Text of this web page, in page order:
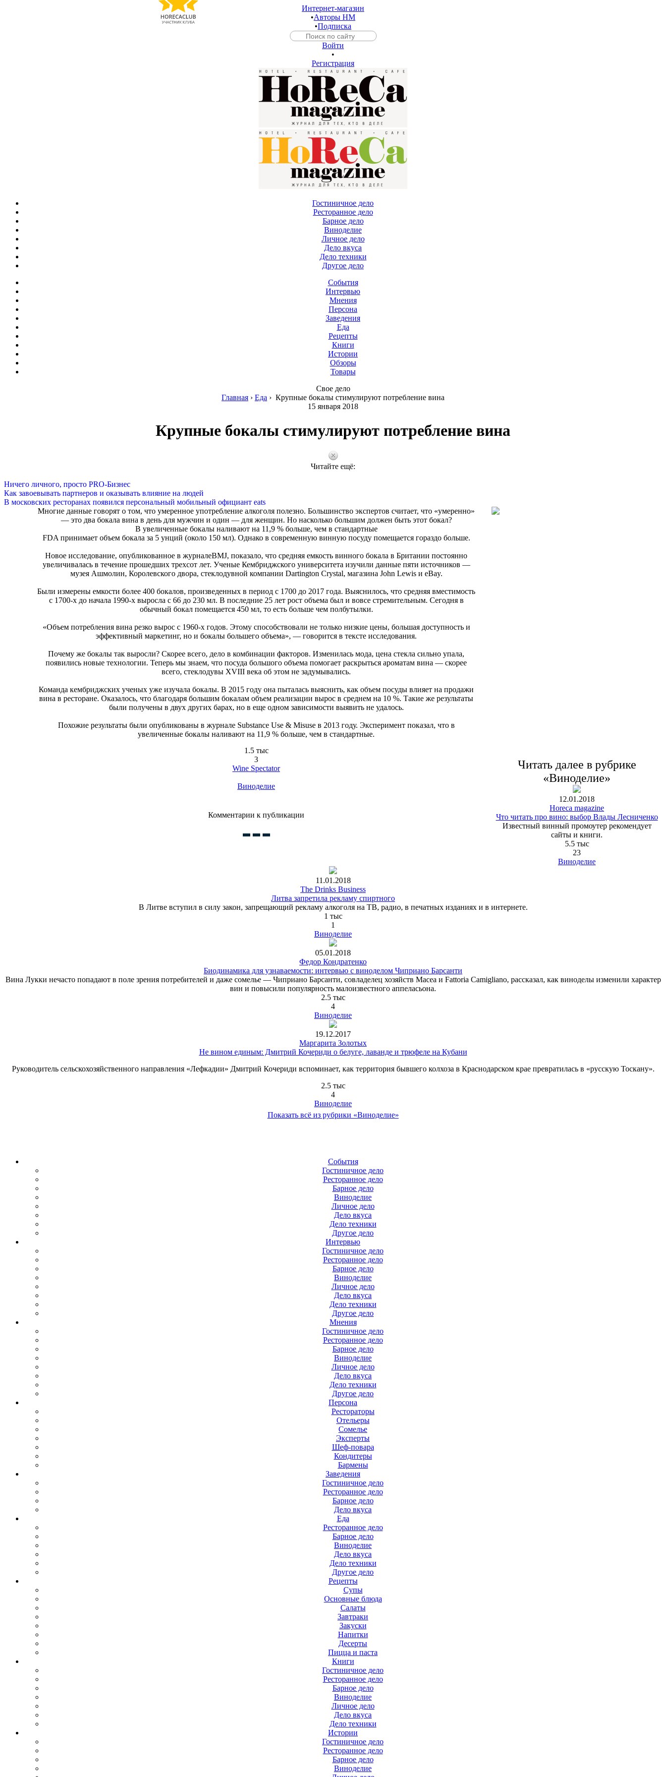
Интернет-магазин
•Авторы HM
•Подписка
Войти
•
Регистрация
Гостиничное дело
Ресторанное дело
Барное дело
Виноделие
Личное дело
Дело вкуса
Дело техники
Другое дело
События
Интервью
Мнения
Персона
Заведения
Еда
Рецепты
Книги
Истории
Обзоры
Товары
Свое дело
Главная › Еда › Крупные бокалы стимулируют потребление вина
15 января 2018
Крупные бокалы стимулируют потребление вина
Читайте ещё:
Ничего личного, просто PRO-Бизнес
Как завоевывать партнеров и оказывать влияние на людей
В московских ресторанах появился персональный мобильный официант eats
Многие данные говорят о том, что умеренное употребление алкоголя полезно. Большинство экспертов считает, что «умеренно»
— это два бокала вина в день для мужчин и один — для женщин. Но насколько большим должен быть этот бокал?
В увеличенные бокалы наливают на 11,9 % больше, чем в стандартные
FDA принимает объем бокала за 5 унций (около 150 мл). Однако в современную винную посуду помещается гораздо больше.
Новое исследование, опубликованное в журналеBMJ, показало, что средняя емкость винного бокала в Британии постоянно
увеличивалась в течение прошедших трехсот лет. Ученые Кембриджского университета изучили данные пяти источников —
музея Ашмолин, Королевского двора, стеклодувной компании Dartington Crystal, магазина John Lewis и eBay.
Были измерены емкости более 400 бокалов, произведенных в период с 1700 до 2017 года. Выяснилось, что средняя вместимость
с 1700-х до начала 1990-х выросла с 66 до 230 мл. В последние 25 лет рост объема был и вовсе стремительным. Сегодня в
обычный бокал помещается 450 мл, то есть больше чем полбутылки.
«Объем потребления вина резко вырос с 1960-х годов. Этому способствовали не только низкие цены, большая доступность и
эффективный маркетинг, но и бокалы большего объема», — говорится в тексте исследования.
Почему же бокалы так выросли? Скорее всего, дело в комбинации факторов. Изменилась мода, цена стекла сильно упала,
появились новые технологии. Теперь мы знаем, что посуда большого объема помогает раскрыться ароматам вина — скорее
всего, стеклодувы XVIII века об этом не задумывались.
Команда кембриджских ученых уже изучала бокалы. В 2015 году она пыталась выяснить, как объем посуды влияет на продажи
вина в ресторане. Оказалось, что благодаря большим бокалам объем реализации вырос в среднем на 10 %. Такие же результаты
были получены в двух других барах, но в еще одном зависимости выявить не удалось.
Похожие результаты были опубликованы в журнале Substance Use & Misuse в 2013 году. Эксперимент показал, что в
увеличенные бокалы наливают на 11,9 % больше, чем в стандартные.
1.5 тыс
3
Wine Spectator
Виноделие
Комментарии к публикации
Читать далее в рубрике
«Виноделие»
12.01.2018
Horeca magazine
Что читать про вино: выбор Влады Лесниченко
Известный винный промоутер рекомендует
сайты и книги.
5.5 тыс
23
Виноделие
11.01.2018
The Drinks Business
Литва запретила рекламу спиртного
В Литве вступил в силу закон, запрещающий рекламу алкоголя на ТВ, радио, в печатных изданиях и в интернете.
1 тыс
1
Виноделие
05.01.2018
Федор Кондратенко
Биодинамика для узнаваемости: интервью с виноделом Чиприано Барсанти
Вина Лукки нечасто попадают в поле зрения потребителей и даже сомелье — Чиприано Барсанти, совладелец хозяйств Macea и Fattoria Camigliano, рассказал, как виноделы изменили характер
вин и повысили популярность малоизвестного аппеласьона.
2.5 тыс
4
Виноделие
19.12.2017
Маргарита Золотых
Не вином единым: Дмитрий Кочериди о белуге, лаванде и трюфеле на Кубани
Руководитель сельскохозяйственного направления «Лефкадии» Дмитрий Кочериди вспоминает, как территория бывшего колхоза в Краснодарском крае превратилась в «русскую Тоскану».
2.5 тыс
4
Виноделие
Показать всё из рубрики «Виноделие»
События
Гостиничное дело
Ресторанное дело
Барное дело
Виноделие
Личное дело
Дело вкуса
Дело техники
Другое дело
Интервью
Гостиничное дело
Ресторанное дело
Барное дело
Виноделие
Личное дело
Дело вкуса
Дело техники
Другое дело
Мнения
Гостиничное дело
Ресторанное дело
Барное дело
Виноделие
Личное дело
Дело вкуса
Дело техники
Другое дело
Персона
Рестораторы
Отельеры
Сомелье
Эксперты
Шеф-повара
Кондитеры
Бармены
Заведения
Гостиничное дело
Ресторанное дело
Барное дело
Дело вкуса
Еда
Ресторанное дело
Барное дело
Виноделие
Дело вкуса
Дело техники
Другое дело
Рецепты
Супы
Основные блюда
Салаты
Завтраки
Закуски
Напитки
Десерты
Пицца и паста
Книги
Гостиничное дело
Ресторанное дело
Барное дело
Виноделие
Личное дело
Дело вкуса
Дело техники
Истории
Гостиничное дело
Ресторанное дело
Барное дело
Виноделие